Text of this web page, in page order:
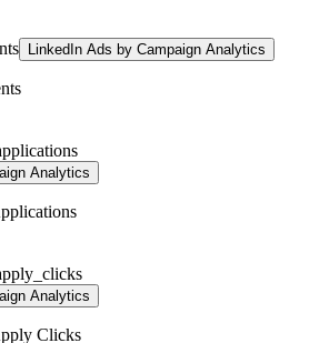
LinkedIn Ads by Campaign Analytics
Analytics
Analytics
Clicks